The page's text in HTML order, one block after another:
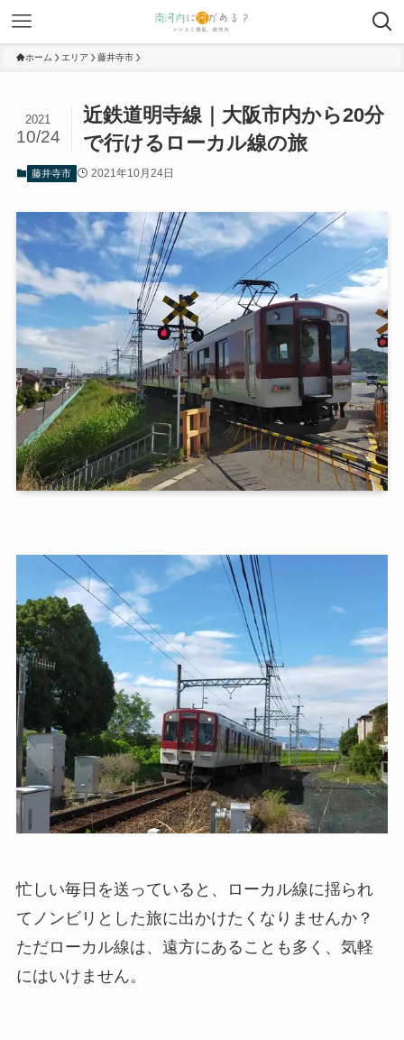
ホーム エリア 藤井寺市
近鉄道明寺線｜大阪市内から20分
で行けるローカル線の旅
2021
10/24
藤井寺市 2021年10月24日
忙しい毎日を送っていると、ローカル線に揺られ
てノンビリとした旅に出かけたくなりませんか？
ただローカル線は、遠方にあることも多く、気軽
にはいけません。